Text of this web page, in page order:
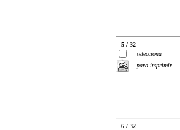
5 / 32
selecciona
para imprimir
6 / 32